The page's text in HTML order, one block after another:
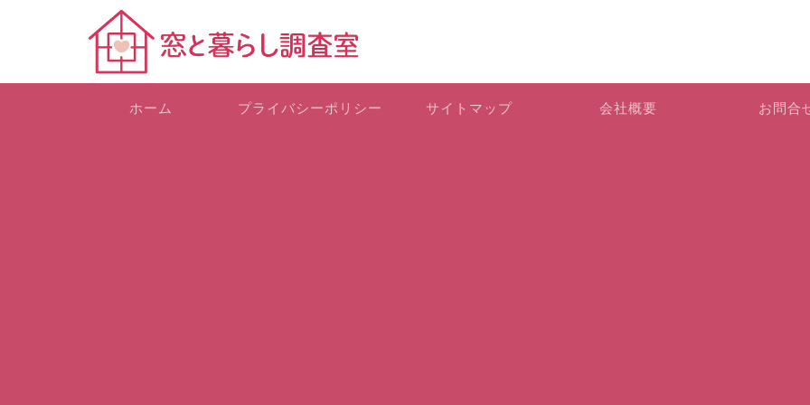
ホーム プライバシーポリシー サイトマップ 会社概要 お問合